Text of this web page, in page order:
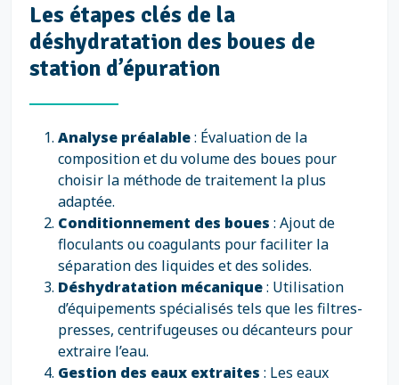
Les étapes clés de la
déshydratation des boues de
station d’épuration
Analyse préalable: Évaluation de la
composition et du volume des boues pour
choisir la méthode de traitement la plus
adaptée.
Conditionnement des boues : Ajout de
floculants ou coagulants pour faciliter la
séparation des liquides et des solides.
Déshydratation mécanique: Utilisation
d’équipements spécialisés tels que les filtres-
presses, centrifugeuses ou décanteurs pour
extraire l’eau.
Gestion des eaux extraites : Les eaux